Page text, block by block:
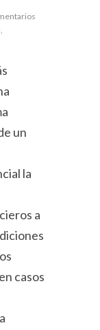
,
un
la
a
casos